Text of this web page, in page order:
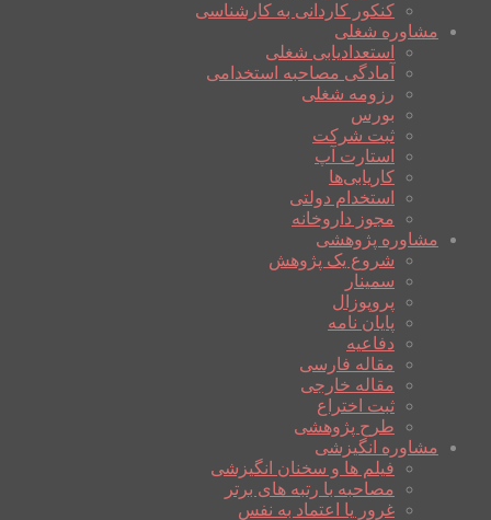
کنکور کاردانی به کارشناسی
مشاوره شغلی
استعدادیابی شغلی
آمادگی مصاحبه استخدامی
رزومه شغلی
بورس
ثبت شرکت
استارت آپ
کاریابی‌ها
استخدام دولتی
مجوز داروخانه
مشاوره پژوهشی
شروع یک پژوهش
سمینار
پروپوزال
پایان نامه
دفاعیه
مقاله فارسی
مقاله خارجی
ثبت اختراع
طرح پژوهشی
مشاوره انگیزشی
فیلم ها و سخنان انگیزشی
مصاحبه با رتبه های برتر
غرور یا اعتماد به نفس